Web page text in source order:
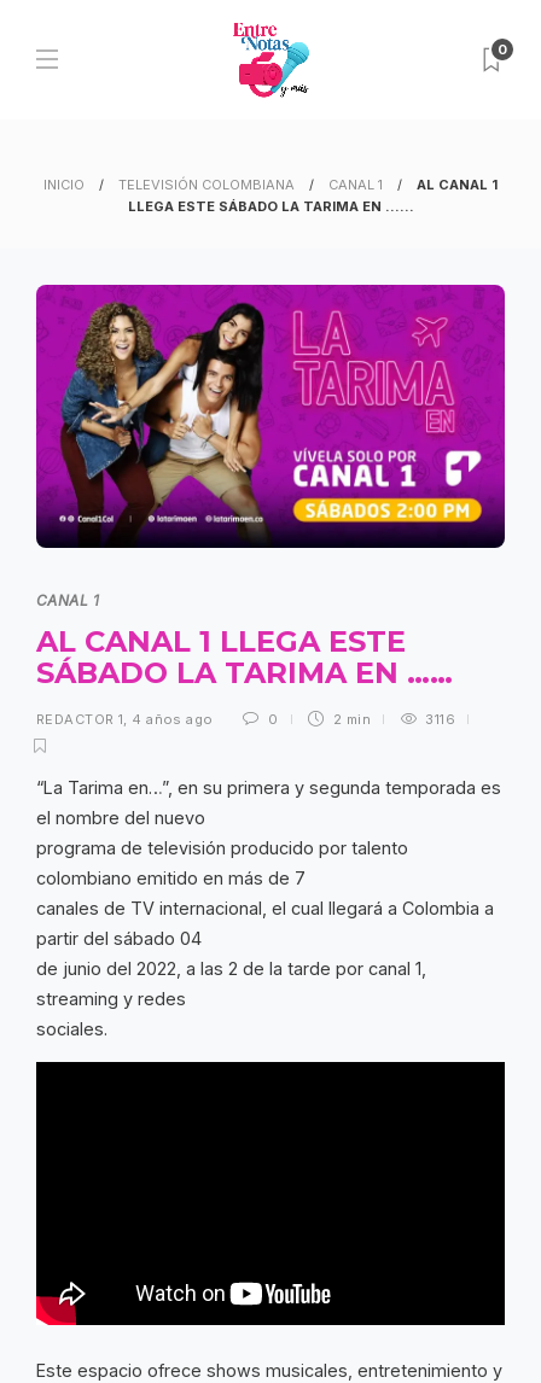
0
INICIO TELEVISIÓN COLOMBIANA CANAL 1
AL CANAL 1
LLEGA ESTE SÁBADO LA TARIMA EN ……
CANAL 1
AL CANAL 1 LLEGA ESTE
SÁBADO LA TARIMA EN ……
REDACTOR 1, 4 años ago 0 2 min 3116
“La Tarima en…”, en su primera y segunda temporada es
el nombre del nuevo
programa de televisión producido por talento
colombiano emitido en más de 7
canales de TV internacional, el cual llegará a Colombia a
partir del sábado 04
de junio del 2022, a las 2 de la tarde por canal 1,
streaming y redes
sociales.
Este espacio ofrece shows musicales, entretenimiento y